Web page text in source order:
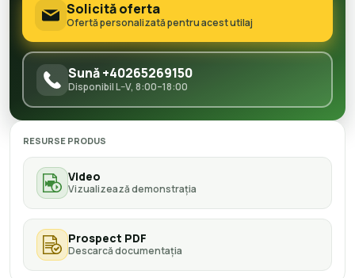
Solicită oferta
Ofertă personalizată pentru acest utilaj
Sună +40265269150
Disponibil L–V, 8:00–18:00
RESURSE PRODUS
Video
Vizualizează demonstrația
Prospect PDF
Descarcă documentația